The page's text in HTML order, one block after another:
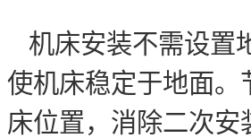
机床安装不需设置
使机床稳定于地面。
床位置，消除二次